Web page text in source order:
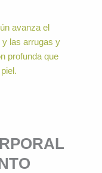
avanza el
y las arrugas y
profunda que